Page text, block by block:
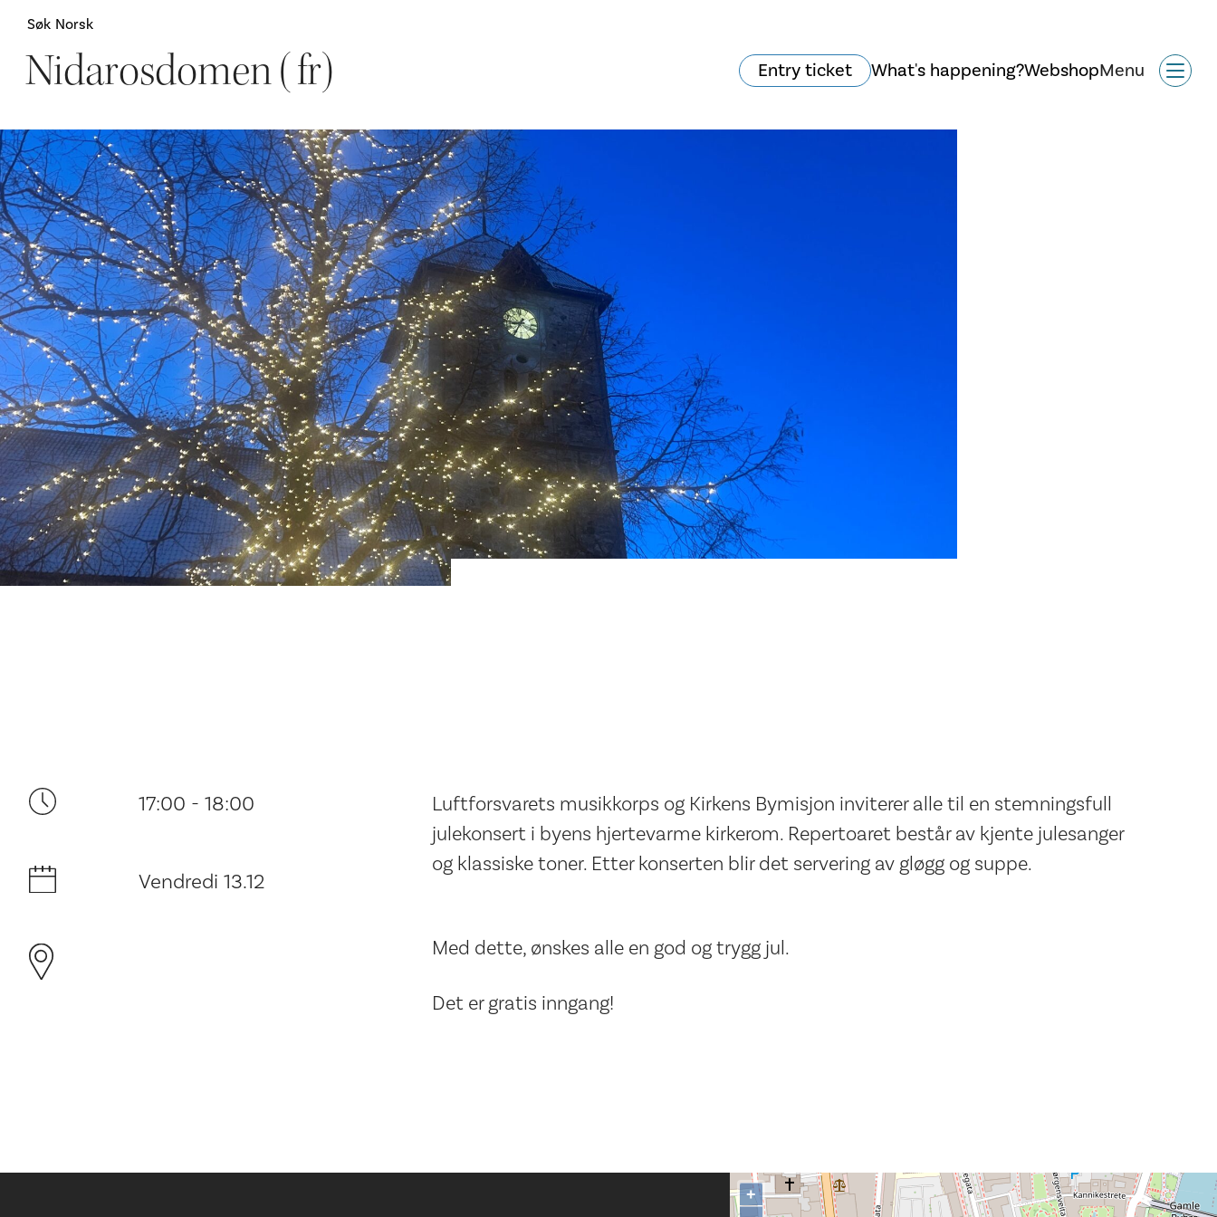
Søk Norsk
Nidarosdomen (fr) Entry ticket What's happening?WebshopMenu
17:00 - 18:00
Vendredi 13.12
Luftforsvarets musikkorps og Kirkens Bymisjon inviterer alle til en stemningsfull
julekonsert i byens hjertevarme kirkerom. Repertoaret består av kjente julesanger
og klassiske toner. Etter konserten blir det servering av gløgg og suppe.
Med dette, ønskes alle en god og trygg jul.
Det er gratis inngang!
+